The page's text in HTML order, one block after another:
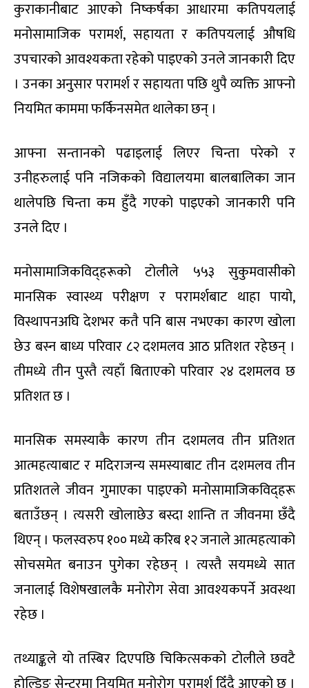
कुराकानीबाट आएको निष्कर्षका आधारमा कतिपयलाई
मनोसामाजिक परामर्श, सहायता र कतिपयलाई औषधि
उपचारको आवश्यकता रहेको पाइएको उनले जानकारी दिए
। उनका अनुसार परामर्श र सहायता पछि थुपै व्यक्ति आफ्नो
नियमित काममा फर्किनसमेत थालेका छन् ।
आफ्ना सन्तानको पढाइलाई लिएर चिन्ता परेको र
उनीहरुलाई पनि नजिकको विद्यालयमा बालबालिका जान
थालेपछि चिन्ता कम हुँदै गएको पाइएको जानकारी पनि
उनले दिए ।
मनोसामाजिकविद्हरूको टोलीले ५५३ सुकुमवासीको
मानसिक स्वास्थ्य परीक्षण र परामर्शबाट थाहा पायो,
विस्थापनअघि देशभर कतै पनि बास नभएका कारण खोला
छेउ बस्न बाध्य परिवार ८२ दशमलव आठ प्रतिशत रहेछन् ।
तीमध्ये तीन पुस्तै त्यहाँ बिताएको परिवार २४ दशमलव छ
प्रतिशत छ ।
मानसिक समस्याकै कारण तीन दशमलव तीन प्रतिशत
आत्महत्याबाट र मदिराजन्य समस्याबाट तीन दशमलव तीन
प्रतिशतले जीवन गुमाएका पाइएको मनोसामाजिकविद्हरू
बताउँछन् । त्यसरी खोलाछेउ बस्दा शान्ति त जीवनमा छँदै
थिएन् । फलस्वरुप १०० मध्ये करिब १२ जनाले आत्महत्याको
सोचसमेत बनाउन पुगेका रहेछन् । त्यस्तै सयमध्ये सात
जनालाई विशेषखालकै मनोरोग सेवा आवश्यकपर्ने अवस्था
रहेछ ।
तथ्याङ्कले यो तस्बिर दिएपछि चिकित्सकको टोलीले छवटै